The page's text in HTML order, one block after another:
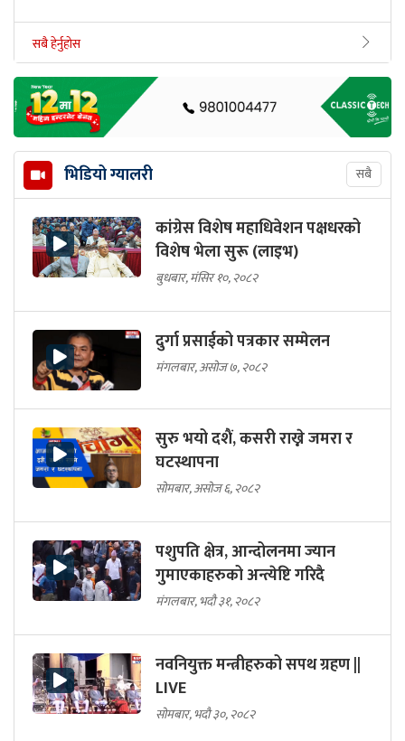
सबै हेर्नुहोस
भिडियो ग्यालरी सबै
कांग्रेस विशेष महाधिवेशन पक्षधरको
विशेष भेला सुरू (लाइभ)
बुधबार, मंसिर १०, २०८२
दुर्गा प्रसाईको पत्रकार सम्मेलन
मंगलबार, असोज ७, २०८२
सुरु भयो दशैं, कसरी राख्ने जमरा र
घटस्थापना
सोमबार, असोज ६, २०८२
पशुपति क्षेत्र, आन्दोलनमा ज्यान
गुमाएकाहरुको अन्त्येष्टि गरिदै
मंगलबार, भदौ ३१, २०८२
नवनियुक्त मन्त्रीहरुको सपथ ग्रहण ||
LIVE
सोमबार, भदौ ३०, २०८२